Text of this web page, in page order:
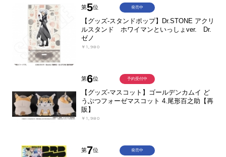
第5位
【グッズ-スタンドポップ】Dr.STONE アクリ
ルスタンド ホワイマンといっしょver. Dr.
ゼノ
￥1,980
発売中
第6位
【グッズ-マスコット】ゴールデンカムイ ど
うぶつフォーゼマスコット 4.尾形百之助【再
販】
￥1,980
予約受付中
第7位 発売中